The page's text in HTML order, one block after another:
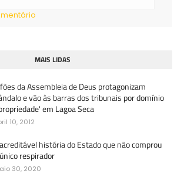
MAIS LIDAS
da Assembleia de Deus protagonizam
e vão às barras dos tribunais por domínio
em Lagoa Seca
10, 2012
história do Estado que não comprou
respirador
30, 2020